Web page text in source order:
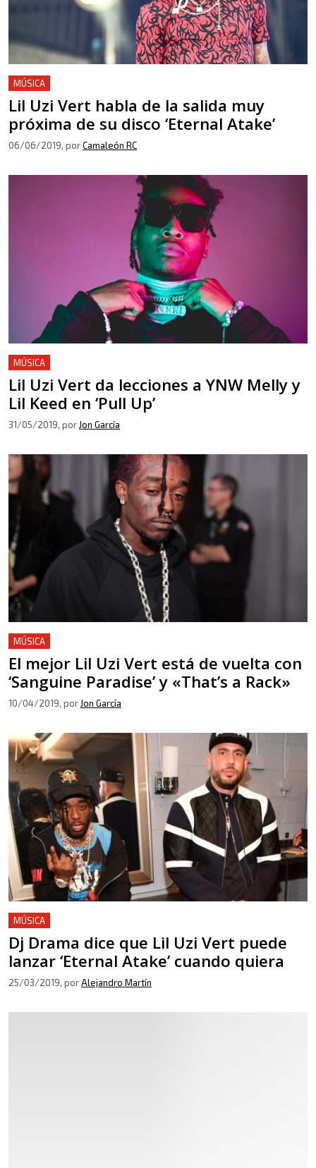
MÚSICA
Lil Uzi Vert habla de la salida muy
próxima de su disco ‘Eternal Atake’
06/06/2019, porCamaleón RC
MÚSICA
Lil Uzi Vert da lecciones a YNW Melly y
Lil Keed en ‘Pull Up’
31/05/2019, por Jon García
MÚSICA
El mejor Lil Uzi Vert está de vuelta con
‘Sanguine Paradise’ y «That’s a Rack»
10/04/2019, por Jon García
MÚSICA
Dj Drama dice que Lil Uzi Vert puede
lanzar ‘Eternal Atake’ cuando quiera
25/03/2019, porAlejandro Martín